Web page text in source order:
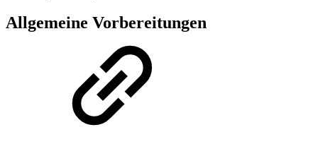
Allgemeine Vorbereitungen